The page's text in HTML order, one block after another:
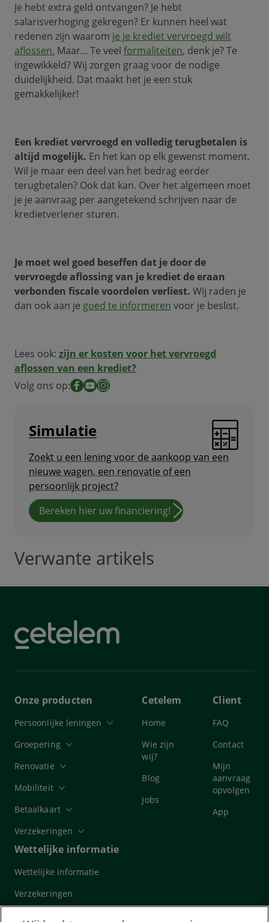
Je hebt extra geld ontvangen? Je hebt
salarisverhoging gekregen? Er kunnen heel wat
redenen zijn waarom je je krediet vervroegd wilt
aflossen. Maar... Te veel formaliteiten, denk je? Te
ingewikkeld? Wij zorgen graag voor de nodige
duidelijkheid. Dat maakt het je een stuk
gemakkelijker!
Een krediet vervroegd en volledig terugbetalen is
altijd mogelijk. En het kan op elk gewenst moment.
Wil je maar een deel van het bedrag eerder
terugbetalen? Ook dat kan. Over het algemeen moet
je je aanvraag per aangetekend schrijven naar de
kredietverlener sturen.
Je moet wel goed beseffen dat je door de
vervroegde aflossing van je krediet de eraan
verbonden fiscale voordelen verliest. Wij raden je
dan ook aan je goed te informeren voor je beslist.
Lees ook: zijn er kosten voor het vervroegd
aflossen van een krediet?
Volg ons op:Facebook
YouTube
Instagram
Simulatie
Zoekt u een lening voor de aankoop van een
nieuwe wagen, een renovatie of een
persoonlijk project?
Bereken hier uw financiering!
Verwante artikels
Onze producten
Persoonlijke leningen
Groepering
Renovatie
Mobiliteit
Betaalkaart
Verzekeringen
Cetelem
Home
Wie zijn
wij?
Blog
Jobs
Client
FAQ
Contact
Mijn
aanvraag
opvolgen
App
Wettelijke informatie
Wettelijke informatie
Verzekeringen